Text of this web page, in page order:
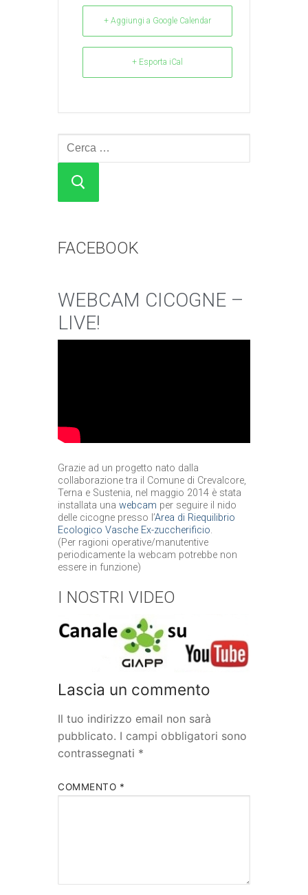
+ Aggiungi a Google Calendar
+ Esporta iCal
Cerca:
FACEBOOK
WEBCAM CICOGNE –
LIVE!
Grazie ad un progetto nato dalla
collaborazione tra il Comune di Crevalcore,
Terna e Sustenia, nel maggio 2014 è stata
installata una webcam per seguire il nido
delle cicogne presso l’Area di Riequilibrio
Ecologico Vasche Ex-zuccherificio.
(Per ragioni operative/manutentive
periodicamente la webcam potrebbe non
essere in funzione)
I NOSTRI VIDEO
Lascia un commento
Il tuo indirizzo email non sarà
pubblicato. I campi obbligatori sono
contrassegnati *
COMMENTO *